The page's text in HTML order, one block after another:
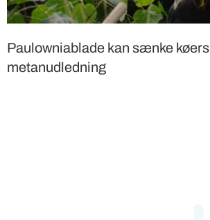
Paulowniablade kan sænke køers
metanudledning